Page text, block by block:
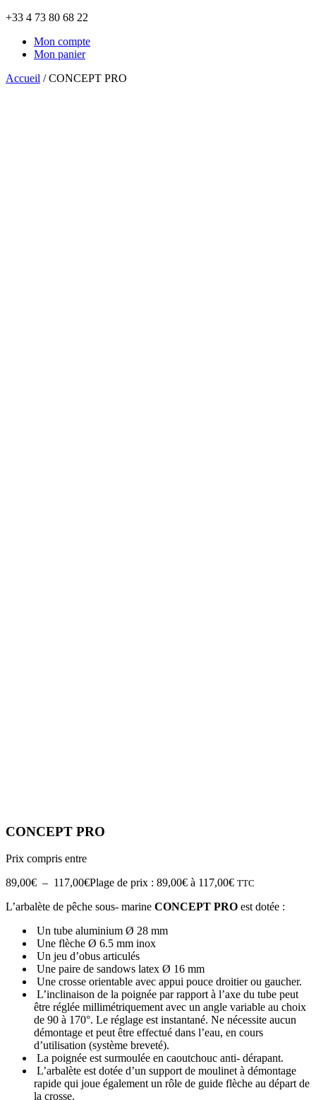
+33 4 73 80 68 22
Mon compte
Mon panier
Accueil /CONCEPT PRO
CONCEPT PRO
Prix compris entre
89,00€ – 117,00€Plage de prix : 89,00€ à 117,00€ TTC
L’arbalète de pêche sous- marine CONCEPT PRO est dotée :
Un tube aluminium Ø 28 mm
Une flèche Ø 6.5 mm inox
Un jeu d’obus articulés
Une paire de sandows latex Ø 16 mm
Une crosse orientable avec appui pouce droitier ou gaucher.
L’inclinaison de la poignée par rapport à l’axe du tube peut
être réglée millimétriquement avec un angle variable au choix
de 90 à 170°. Le réglage est instantané. Ne nécessite aucun
démontage et peut être effectué dans l’eau, en cours
d’utilisation (système breveté).
La poignée est surmoulée en caoutchouc anti- dérapant.
L’arbalète est dotée d’un support de moulinet à démontage
rapide qui joue également un rôle de guide flèche au départ de
la crosse.